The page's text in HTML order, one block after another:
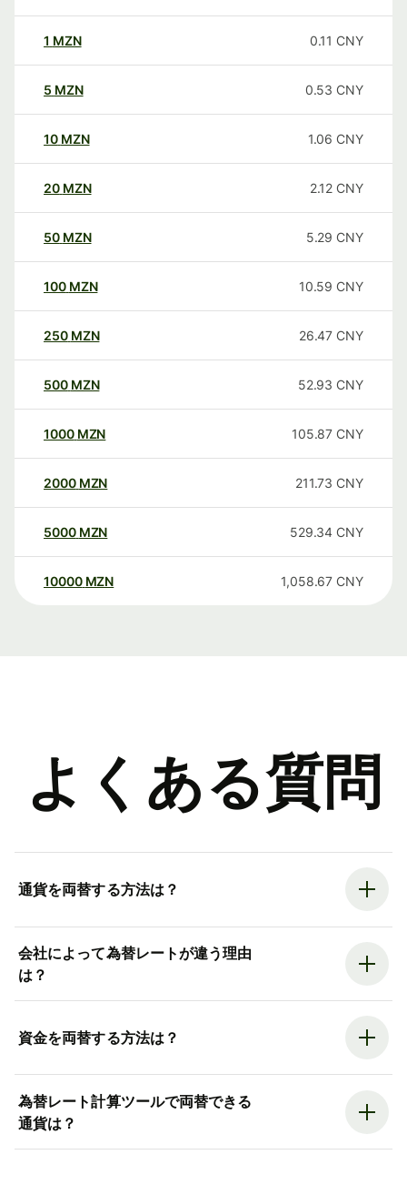
1 MZN 0.11 CNY
5 MZN 0.53 CNY
10 MZN 1.06 CNY
20 MZN 2.12 CNY
50 MZN 5.29 CNY
100 MZN 10.59 CNY
250 MZN 26.47 CNY
500 MZN 52.93 CNY
1000 MZN 105.87 CNY
2000 MZN 211.73 CNY
5000 MZN 529.34 CNY
10000 MZN 1,058.67 CNY
よくある質問
通貨を両替する方法は？
会社によって為替レートが違う理由
は？
資金を両替する方法は？
為替レート計算ツールで両替できる
通貨は？